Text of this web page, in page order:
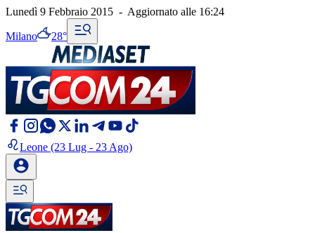
Lunedì 9 Febbraio 2015 - Aggiornato alle 16:24
Milano 28°
Leone (23 Lug - 23 Ago)